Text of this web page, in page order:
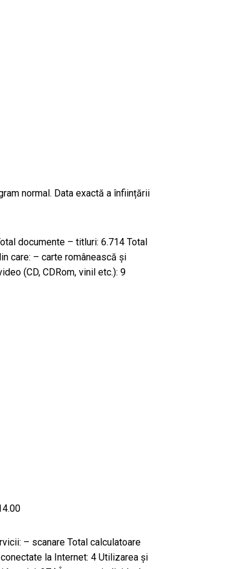
normal. Data exactă a înființării
documente – titluri: 6.714 Total
care: – carte românească și
(CD, CDRom, vinil etc.): 9
– scanare Total calculatoare
la Internet: 4 Utilizarea și